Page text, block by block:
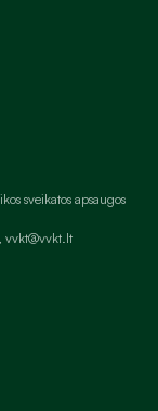
sveikatos apsaugos